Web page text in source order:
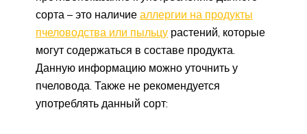
сорта – это наличие аллергии на продукты
пчеловодства или пыльцу растений, которые
могут содержаться в составе продукта.
Данную информацию можно уточнить у
пчеловода. Также не рекомендуется
употреблять данный сорт: